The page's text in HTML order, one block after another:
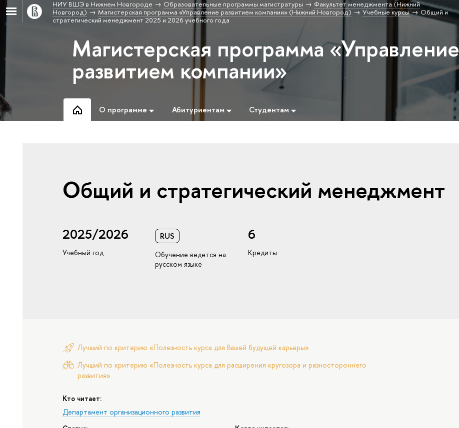
НИУ ВШЭ в Нижнем Новгороде Образовательные программы магистратуры
Факультет менеджмента (Нижний
Новгород)
Магистерская программа «Управление развитием компании» (Нижний Новгород) Учебные курсы
Общий и
стратегический менеджмент 2025 и 2026 учебного года
Магистерская программа «Управление
развитием компании»
О программе Абитуриентам Студентам
Общий и стратегический менеджмент
2025/2026
Учебный год
RUS
Обучение ведется на
русском языке
6
Кредиты
Лучший по критерию «Полезность курса для Вашей будущей карьеры»
Лучший по критерию «Полезность курса для расширения кругозора и разностороннего
развития»
Кто читает:
Департамент организационного развития